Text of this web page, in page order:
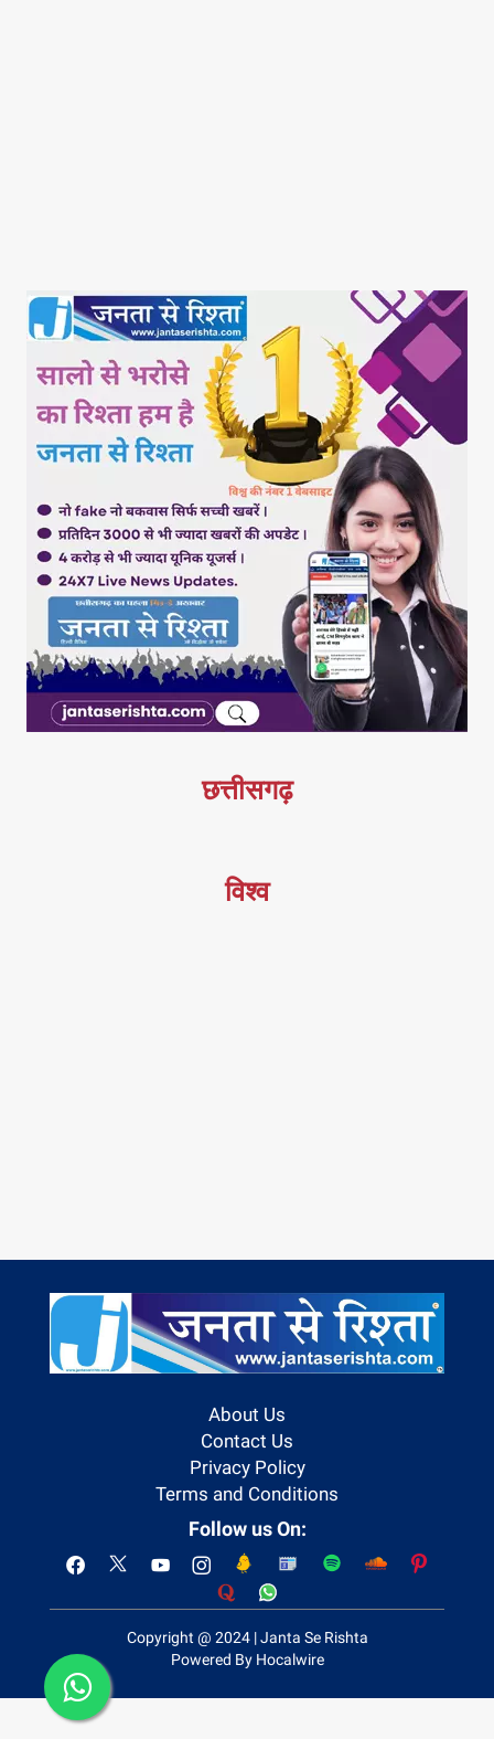
छत्तीसगढ़
विश्व
About Us
Contact Us
Privacy Policy
Terms and Conditions
Follow us On:
Copyright @ 2024 | Janta Se Rishta
Powered By Hocalwire